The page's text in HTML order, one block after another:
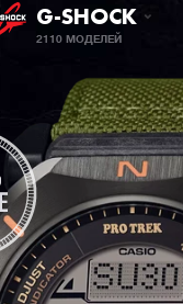
G-SHOCK
2110 МОДЕЛЕЙ